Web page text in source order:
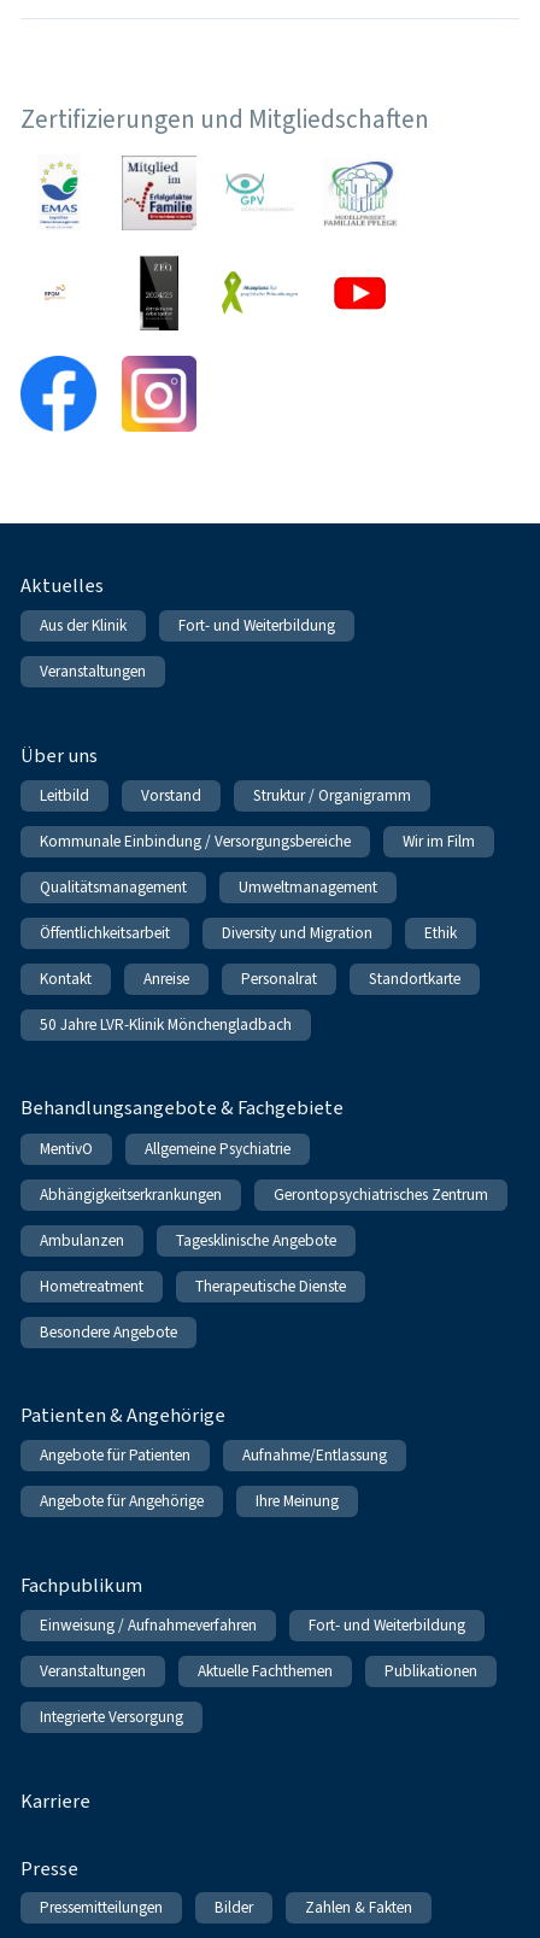
Zertifizierungen und Mitgliedschaften
Fußnavigation
Aktuelles
Aus der Klinik Fort- und Weiterbildung
Veranstaltungen
Über uns
Leitbild Vorstand Struktur / Organigramm
Kommunale Einbindung / Versorgungsbereiche Wir im Film
Qualitätsmanagement Umweltmanagement
Öffentlichkeitsarbeit Diversity und Migration Ethik
Kontakt Anreise Personalrat Standortkarte
50 Jahre LVR-Klinik Mönchengladbach
Behandlungsangebote & Fachgebiete
MentivO Allgemeine Psychiatrie
Abhängigkeitserkrankungen Gerontopsychiatrisches Zentrum
Ambulanzen Tagesklinische Angebote
Hometreatment Therapeutische Dienste
Besondere Angebote
Patienten & Angehörige
Angebote für Patienten Aufnahme/Entlassung
Angebote für Angehörige Ihre Meinung
Fachpublikum
Einweisung / Aufnahmeverfahren Fort- und Weiterbildung
Veranstaltungen Aktuelle Fachthemen Publikationen
Integrierte Versorgung
Karriere
Presse
Pressemitteilungen Bilder Zahlen & Fakten